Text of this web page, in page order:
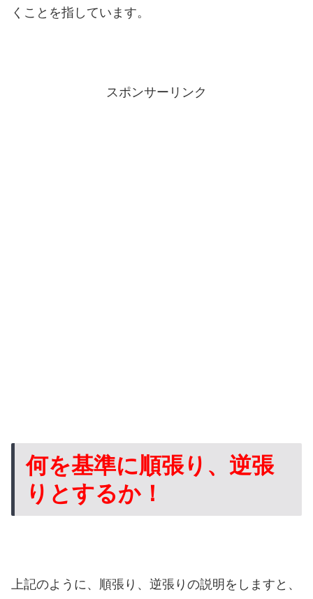
くことを指しています。
スポンサーリンク
何を基準に順張り、逆張
りとするか！
上記のように、順張り、逆張りの説明をしますと、